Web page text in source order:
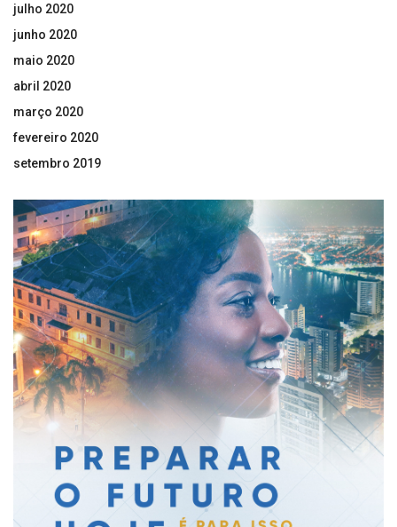
julho 2020
junho 2020
maio 2020
abril 2020
março 2020
fevereiro 2020
setembro 2019